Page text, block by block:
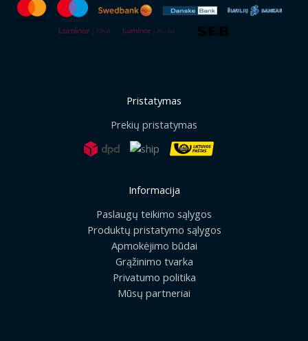
Pristatymas
Prekių pristatymas
Informacija
Paslaugų teikimo sąlygos
Produktų pristatymo sąlygos
Apmokėjimo būdai
Grąžinimo tvarka
Privatumo politika
Mūsų partneriai